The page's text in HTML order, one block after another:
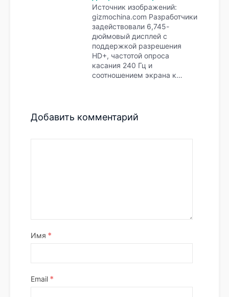
Источник изображений:
gizmochina.com Разработчики
задействовали 6,745-
дюймовый дисплей с
поддержкой разрешения
HD+, частотой опроса
касания 240 Гц и
соотношением экрана к…
Добавить комментарий
Имя *
Email *